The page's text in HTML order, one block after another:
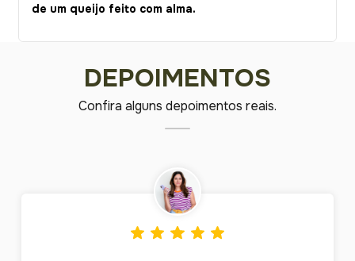
de um queijo feito com alma.
DEPOIMENTOS
Confira alguns depoimentos reais.